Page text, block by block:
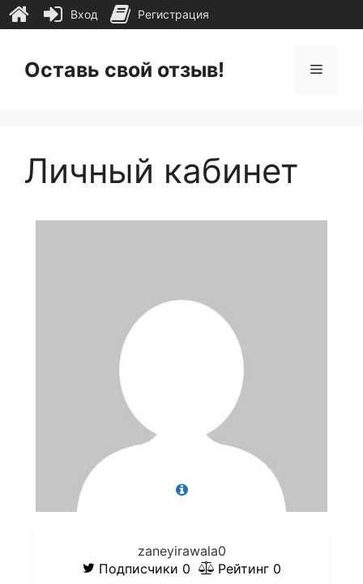
содержимому
Оставь свой отзыв! Меню
Личный кабинет
zaneyirawala0
Подписчики 0 Рейтинг 0
Вход Регистрация